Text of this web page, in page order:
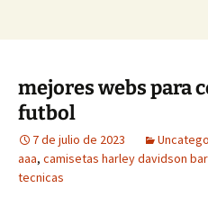
mejores webs para
futbol
7 de julio de 2023
aaa, camisetas harley davidson
tecnicas